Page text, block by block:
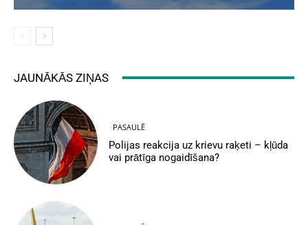
JAUNĀKĀS ZIŅAS
PASAULĒ
Polijas reakcija uz krievu raķeti – kļūda
vai prātīga nogaidīšana?